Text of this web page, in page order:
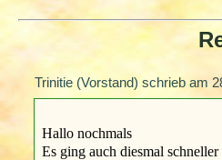
Trinitie (Vorstand) schrieb am
Hallo nochmals
Es ging auch diesmal